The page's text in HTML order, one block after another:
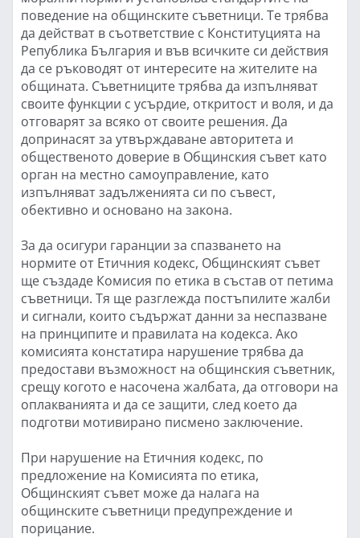
поведение на общинските съветници. Те трябва
да действат в съответствие с Конституцията на
Република България и във всичките си действия
да се ръководят от интересите на жителите на
общината. Съветниците трябва да изпълняват
своите функции с усърдие, откритост и воля, и да
отговарят за всяко от своите решения. Да
допринасят за утвърждаване авторитета и
общественото доверие в Общинския съвет като
орган на местно самоуправление, като
изпълняват задълженията си по съвест,
обективно и основано на закона.
За да осигури гаранции за спазването на
нормите от Етичния кодекс, Общинският съвет
ще създаде Комисия по етика в състав от петима
съветници. Тя ще разглежда постъпилите жалби
и сигнали, които съдържат данни за неспазване
на принципите и правилата на кодекса. Ако
комисията констатира нарушение трябва да
предостави възможност на общинския съветник,
срещу когото е насочена жалбата, да отговори на
оплакванията и да се защити, след което да
подготви мотивирано писмено заключение.
При нарушение на Етичния кодекс, по
предложение на Комисията по етика,
Общинският съвет може да налага на
общинските съветници предупреждение и
порицание.